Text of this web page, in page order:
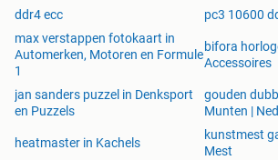
ddr4 ecc
pc3 10600
max verstappen fotokaart in
Automerken, Motoren en Formule
1
bifora
Accessoires
jan sanders puzzel in Denksport
en Puzzels
gouden
Munten |
heatmaster in Kachels
kunstmest
Mest